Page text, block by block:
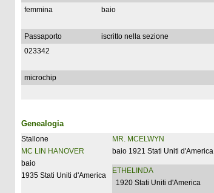
femmina
baio
Passaporto iscritto nella sezione
023342
microchip
Genealogia
Stallone
MC LIN HANOVER
baio
1935 Stati Uniti d'America
MR. MCELWYN
baio 1921 Stati Uniti d'America
ETHELINDA
1920 Stati Uniti d'America